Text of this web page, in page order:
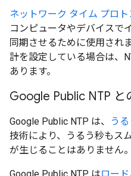
ネットワーク タイム プロト
コンピュータやデバイスで
同期させるために使用され
計を設定している場合は、
あります。
Google Public NTP と
Google Public NTP は、 う
技術により、うるう秒もス
が生じることはありません。